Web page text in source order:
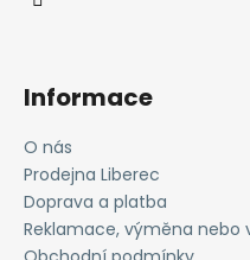
Informace
O nás
Prodejna Liberec
Doprava a platba
Reklamace, výměna nebo